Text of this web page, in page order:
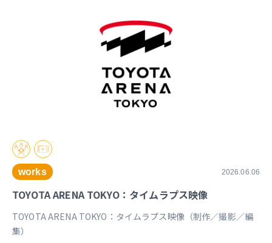
works 2026.06.06
TOYOTA ARENA TOKYO：タイムラプス映像
TOYOTA ARENA TOKYO：タイムラプス映像（制作／撮影／編
集）